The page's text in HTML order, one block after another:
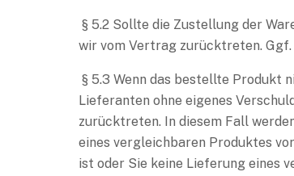
§ 5.2 Sollte die Zustellung der
wir vom Vertrag zurücktreten.
§ 5.3 Wenn das bestellte Produkt
Lieferanten ohne eigenes
zurücktreten. In diesem Fall
eines vergleichbaren Produktes
ist oder Sie keine Lieferung eines